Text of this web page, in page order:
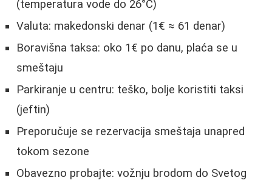
(temperatura vode do 26°C)
Valuta: makedonski denar (1€ ≈ 61 denar)
Boravišna taksa: oko 1€ po danu, plaća se u
smeštaju
Parkiranje u centru: teško, bolje koristiti taksi
(jeftin)
Preporučuje se rezervacija smeštaja unapred
tokom sezone
Obavezno probajte: vožnju brodom do Svetog